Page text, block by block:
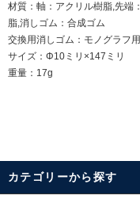
材質：軸：アクリル樹脂,先端
脂,消しゴム：合成ゴム
交換用消しゴム： モノグラフ
サイズ：Φ10ミリ×147ミリ
重量：17g
カテゴリーから探す